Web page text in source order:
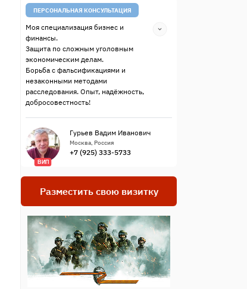
ПЕРСОНАЛЬНАЯ КОНСУЛЬТАЦИЯ
Моя специализация бизнес и
финансы.
Защита по сложным уголовным
экономическим делам.
Борьба с фальсификациями и
незаконными методами
расследования. Опыт, надёжность,
добросовестность!
ВИП
Гурьев Вадим Иванович
Москва, Россия
+7 (925) 333-5733
Разместить свою визитку